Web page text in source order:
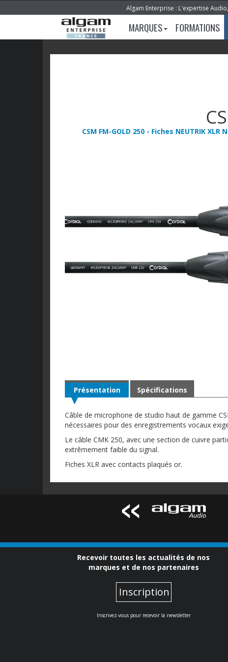
Algam Enterprise : L'expertise
MARQUES FORMATIONS
CSM FM-GOLD 250 - Fiches NEUTRIK
Présentation
Câble de microphone de studio haut de gamme
nécessaires pour des enregistrements vocaux
Le câble CMK 250, avec une section de cuivre
extrêmement faible du signal.
Fiches XLR avec contacts plaqués or.
Spécifications
Recevoir toutes les actualités de nos
marques et de nos partenaires
Inscription
Inscrivez-vous pour recevoir la newsletter